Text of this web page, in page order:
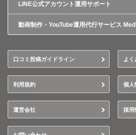
LINE公式アカウント運用サポート
動画制作・YouTube運用代行サービス
口コミ投稿ガイドライン よく
利用規約 個人
運営会社 採用